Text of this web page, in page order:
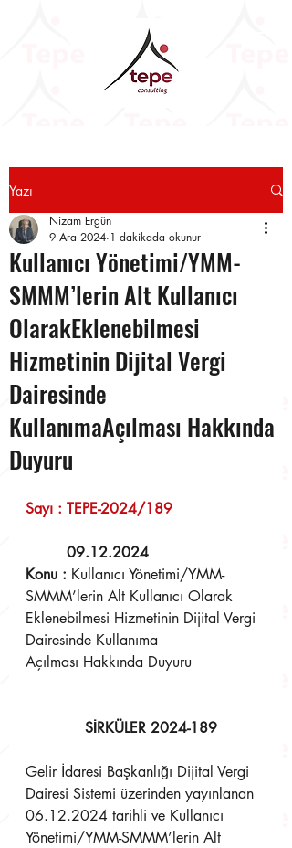
Yazı
Kullanıcı Yönetimi/YMM-
SMMM’lerin Alt Kullanıcı
OlarakEklenebilmesi
Hizmetinin Dijital Vergi
Dairesinde
KullanımaAçılması Hakkında
Duyuru
Nizam Ergün
9 Ara 2024 1 dakikada okunur
Sayı : TEPE-2024/189
09.12.2024
Konu : Kullanıcı Yönetimi/YMM-
SMMM’lerin Alt Kullanıcı Olarak
Eklenebilmesi Hizmetinin Dijital Vergi
Dairesinde Kullanıma
Açılması Hakkında Duyuru
SİRKÜLER 2024-189
Gelir İdaresi Başkanlığı Dijital Vergi
Dairesi Sistemi üzerinden yayınlanan
06.12.2024 tarihli ve Kullanıcı
Yönetimi/YMM-SMMM’lerin Alt